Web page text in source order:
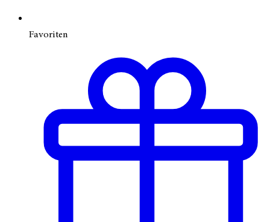
Favoriten